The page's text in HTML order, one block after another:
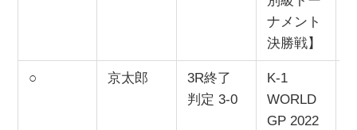
ナメント
決勝戦】
○ 京太郎
3R終了
判定 3-0
K-1
WORLD
GP 2022